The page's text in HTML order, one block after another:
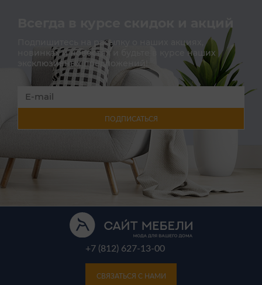
Всегда в курсе скидок и акций
Подпишитесь на расылку о наших акциях,
новинках и новостях и будьте в курсе наших
эксклюзивных предложений!
ПОДПИСАТЬСЯ
+7 (812) 627-13-00
СВЯЗАТЬСЯ С НАМИ